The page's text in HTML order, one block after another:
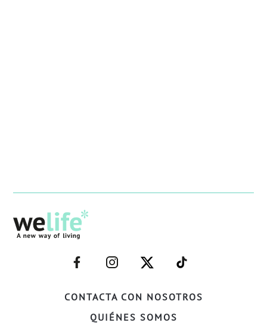
CONTACTA CON NOSOTROS
QUIÉNES SOMOS
–
FACEBOOK–
–
INSTAGRAM–
–
TWITTER–
–
WELIFE–